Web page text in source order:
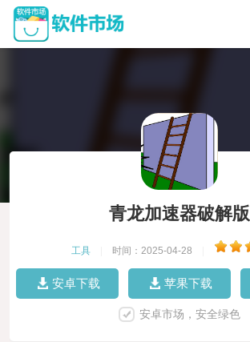
青龙加速器破解版
工具 时间：2025-04-28
安卓下载 苹果下载
安卓市场，安全绿色